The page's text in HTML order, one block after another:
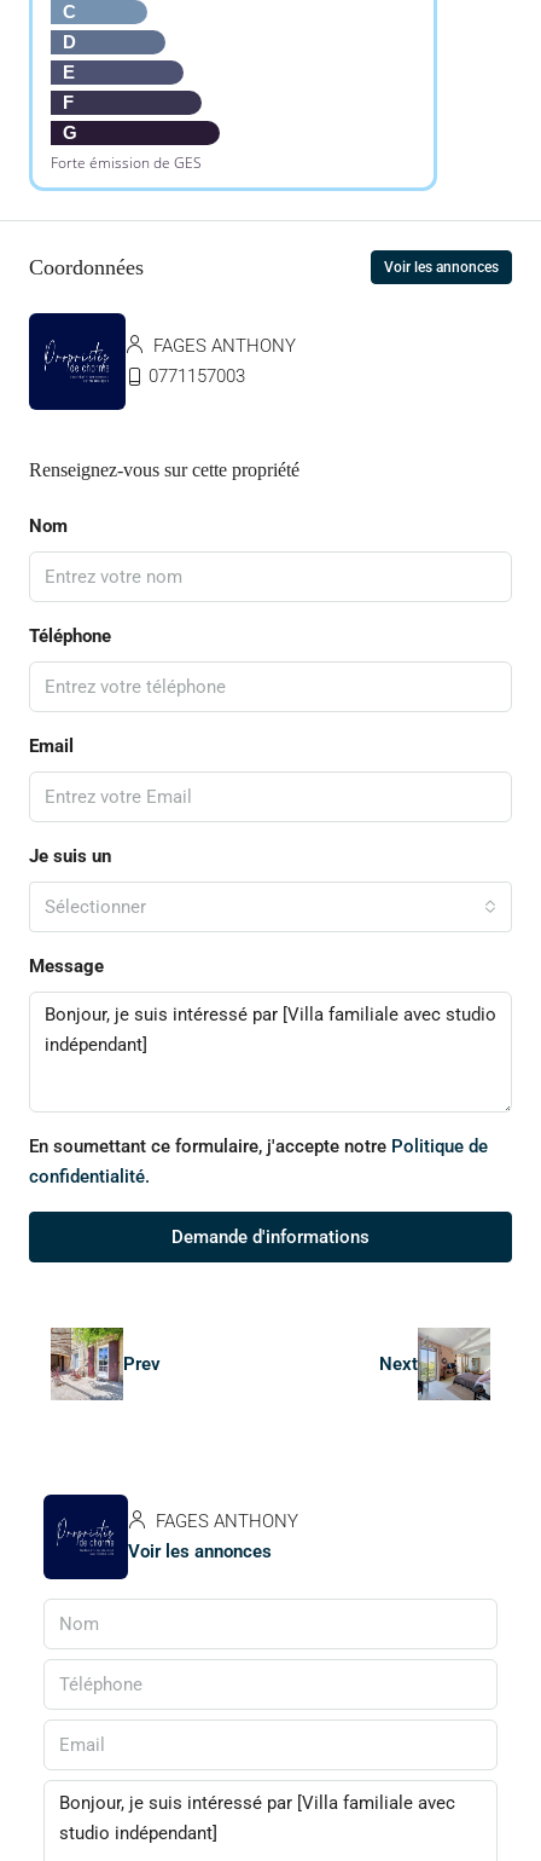
C
D
E
F
G
Forte émission de GES
Coordonnées Voir les annonces
FAGES ANTHONY
0771157003
Renseignez-vous sur cette propriété
Nom
Téléphone
Email
Je suis un
Sélectionner
Message
En soumettant ce formulaire, j'accepte notre Politique de
confidentialité.
Demande d'informations
Prev Next
FAGES ANTHONY
Voir les annonces